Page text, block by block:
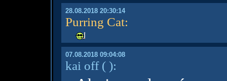
28.08.2018 20:30:14
Purring Cat:
07.08.2018 09:04:08
kai off( ):